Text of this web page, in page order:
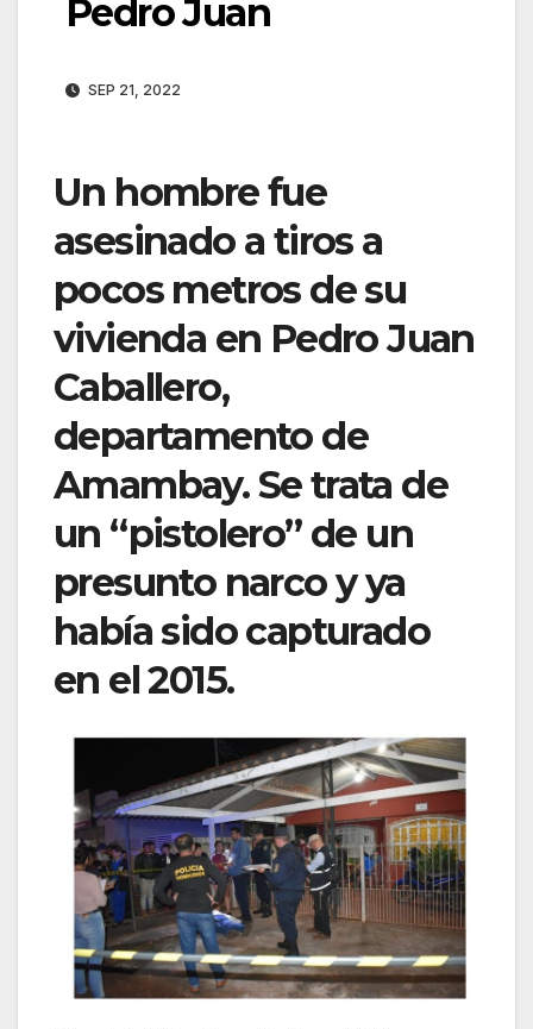
Pedro Juan
SEP 21, 2022
Un hombre fue
asesinado a tiros a
pocos metros de su
vivienda en Pedro Juan
Caballero,
departamento de
Amambay. Se trata de
un “pistolero” de un
presunto narco y ya
había sido capturado
en el 2015.